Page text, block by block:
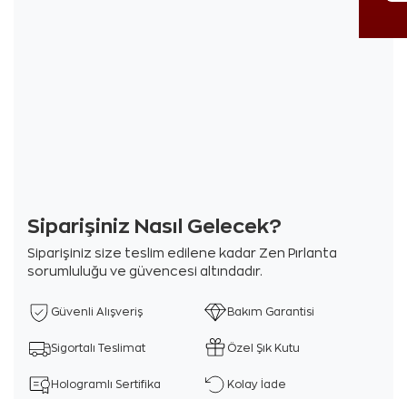
Siparişiniz Nasıl Gelecek?
Siparişiniz size teslim edilene kadar Zen Pırlanta
sorumluluğu ve güvencesi altındadır.
Güvenli Alışveriş Bakım Garantisi
Sigortalı Teslimat Özel Şık Kutu
Hologramlı Sertifika Kolay İade